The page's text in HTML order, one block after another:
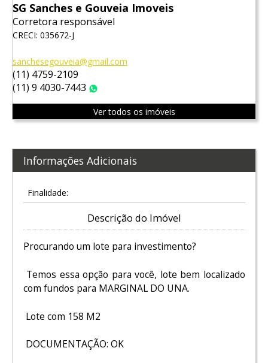
SG Sanches e Gouveia Imoveis
Corretora responsável
CRECI: 035672-J
sanchesegouveia@gmail.com
(11) 4759-2109
(11) 9 4030-7443
Ver todos os imóveis
Informações Adicionais
Finalidade:
Descrição do Imóvel
Procurando um lote para investimento?
Temos essa opção para você, lote bem localizado
com fundos para MARGINAL DO UNA.
Lote com 158 M2
DOCUMENTAÇÃO: OK